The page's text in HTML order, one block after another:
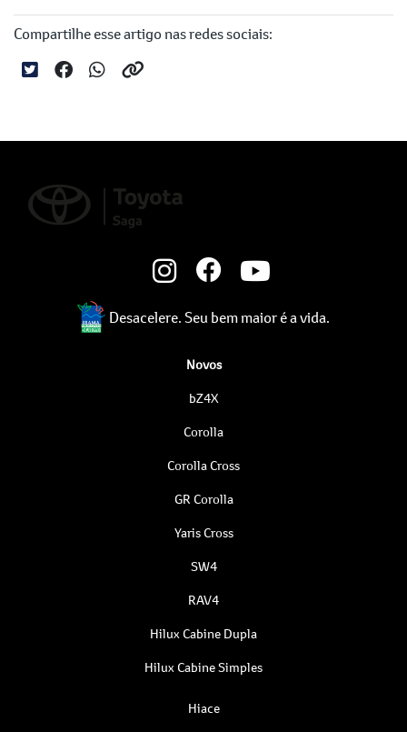
Compartilhe esse artigo nas redes sociais:
Desacelere. Seu bem maior é a vida.
Novos
bZ4X
Corolla
Corolla Cross
GR Corolla
Yaris Cross
SW4
RAV4
Hilux Cabine Dupla
Hilux Cabine Simples
Hiace